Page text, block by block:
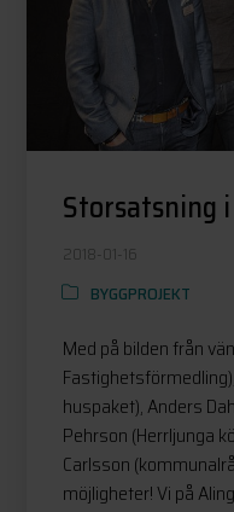
Storsatsning
2018-01-16
BYGGPROJEKT
Med på bilden från
huspaket), Anders
Pehrson (Herrljunga
Carlsson
möjligheter! Vi på